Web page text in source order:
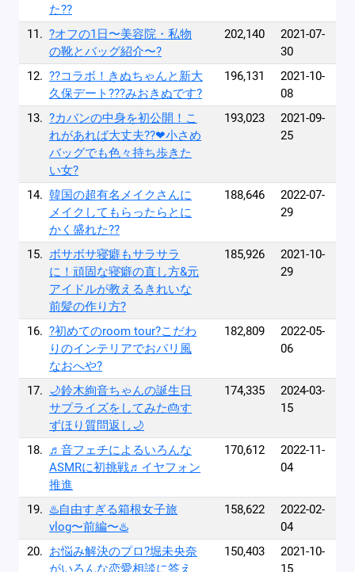
た??
11. ?オフの1日〜美容院・私物
の靴とバッグ紹介〜?
202,140
2021-07-
30
12. ??コラボ！きぬちゃんと新大
久保デート???みおきぬです?
196,131
2021-10-
08
13. ?カバンの中身を初公開！こ
れがあれば大丈夫??❤︎小さめ
バッグでも色々持ち歩きた
い女?
193,023
2021-09-
25
14. 韓国の超有名メイクさんに
メイクしてもらったらとに
かく盛れた??
188,646
2022-07-
29
15. ボサボサ寝癖もサラサラ
に！頑固な寝癖の直し方&元
アイドルが教えるきれいな
前髪の作り方?
185,926
2021-10-
29
16. ?初めてのroom tour?こだわ
りのインテリアでおパリ風
なおへや?
182,809
2022-05-
06
17. 🌙鈴木絢音ちゃんの誕生日
サプライズをしてみた🎂す
ずほり質問返し🌙
174,335
2024-03-
15
18.
♬音フェチによるいろんな
ASMRに初挑戦♬イヤフォン
推進
170,612
2022-11-
04
19. ♨️自由すぎる箱根女子旅
vlog〜前編〜♨️
158,622
2022-02-
04
20. お悩み解決のプロ?堀未央奈
がいろんな恋愛相談に答え
150,403
2021-10-
15